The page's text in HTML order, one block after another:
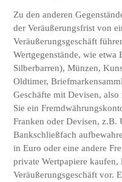
Zu den anderen
der Veräußerungsfrist von
Veräußerungsgeschäft
Wertgegenstände, wie etwa
Silberbarren), Münzen,
Oldtimer,
Geschäfte mit Devisen,
Sie ein
Franken oder Devisen, z.B.
Bankschließfach
in Euro oder eine andere
private Wertpapiere kaufen,
Veräußerungsgeschäft vor.